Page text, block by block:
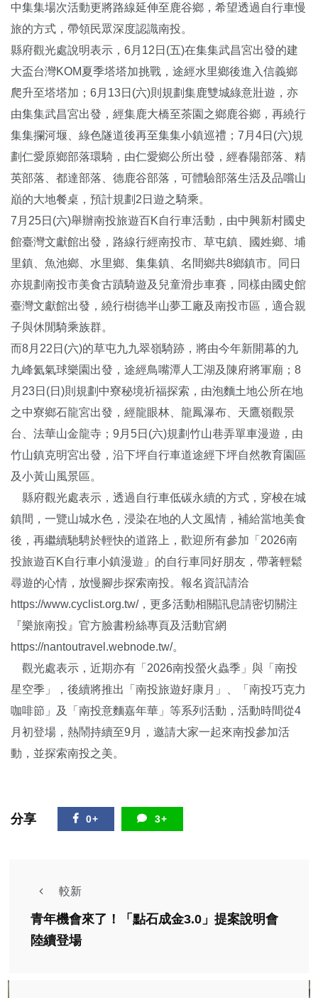
中集集場次活動更將路線延伸至鹿谷鄉，希望透過自行車慢
旅的方式，帶領民眾深度認識南投。
縣府觀光處說明表示，6月12日(五)在集集武昌宮出發的建
大盃台灣KOM夏季塔塔加挑戰，途經水里鄉後進入信義鄉
爬升至塔塔加；6月13日(六)則規劃集鹿雙城綠意壯遊，亦
由集集武昌宮出發，經集鹿大橋至茶園之鄉鹿谷鄉，再繞行
集集攔河堰、綠色隧道後再至集集小鎮巡禮；7月4日(六)規
劃仁愛原鄉部落環騎，由仁愛鄉公所出發，經春陽部落、精
英部落、都達部落、德鹿谷部落，可體驗部落生活及品嚐山
巔的大地餐桌，預計規劃2日遊之騎乘。
7月25日(六)舉辦南投旅遊百K自行車活動，由中興新村國史
館臺灣文獻館出發，路線行經南投市、草屯鎮、國姓鄉、埔
里鎮、魚池鄉、水里鄉、集集鎮、名間鄉共8鄉鎮市。同日
亦規劃南投市美食古蹟騎遊及兒童滑步車賽，同樣由國史館
臺灣文獻館出發，繞行樹德半山夢工廠及南投市區，適合親
子與休閒騎乘族群。
而8月22日(六)的草屯九九翠嶺騎跡，將由今年新開幕的九
九峰氦氣球樂園出發，途經鳥嘴潭人工湖及陳府將軍廟；8
月23日(日)則規劃中寮秘境祈福探索，由泡麵土地公所在地
之中寮鄉石龍宮出發，經龍眼林、龍鳳瀑布、天鷹嶺觀景
台、法華山金龍寺；9月5日(六)規劃竹山巷弄單車漫遊，由
竹山鎮克明宮出發，沿下坪自行車道途經下坪自然教育園區
及小黃山風景區。
縣府觀光處表示，透過自行車低碳永續的方式，穿梭在城
鎮間，一覽山城水色，浸染在地的人文風情，補給當地美食
後，再繼續馳騁於輕快的道路上，歡迎所有參加「2026南
投旅遊百K自行車小鎮漫遊」的自行車同好朋友，帶著輕鬆
尋遊的心情，放慢腳步探索南投。報名資訊請洽
https://www.cyclist.org.tw/，更多活動相關訊息請密切關注
『樂旅南投』官方臉書粉絲專頁及活動官網
https://nantoutravel.webnode.tw/。
觀光處表示，近期亦有「2026南投螢火蟲季」與「南投
星空季」，後續將推出「南投旅遊好康月」、「南投巧克力
咖啡節」及「南投意麵嘉年華」等系列活動，活動時間從4
月初登場，熱鬧持續至9月，邀請大家一起來南投參加活
動，並探索南投之美。
分享 0+ 3+
較新
青年機會來了！「點石成金3.0」提案說明會
陸續登場